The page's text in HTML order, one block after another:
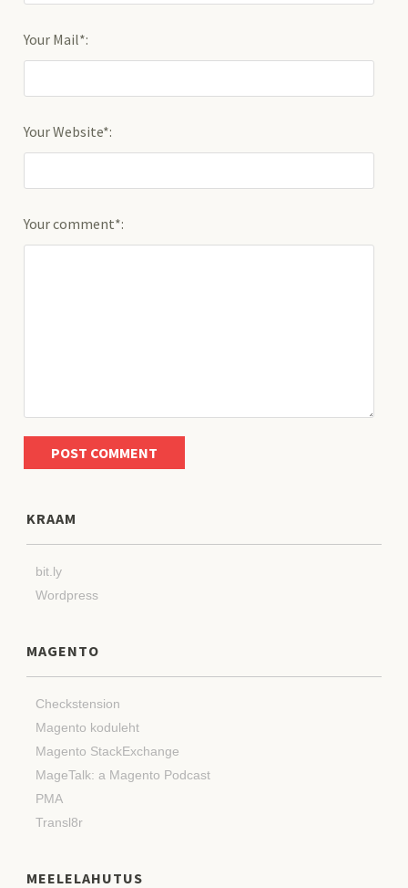
Your Mail*:
Your Website*:
Your comment*:
KRAAM
bit.ly
Wordpress
MAGENTO
Checkstension
Magento koduleht
Magento StackExchange
MageTalk: a Magento Podcast
PMA
Transl8r
MEELELAHUTUS